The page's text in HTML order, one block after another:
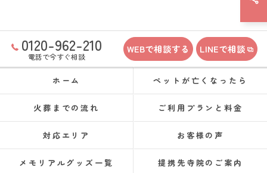
0120-962-210
電話で今すぐ相談
WEBで相談する LINEで相談
ホーム ペットが亡くなったら
火葬までの流れ ご利用プランと料金
対応エリア お客様の声
メモリアルグッズ一覧 提携先寺院のご案内